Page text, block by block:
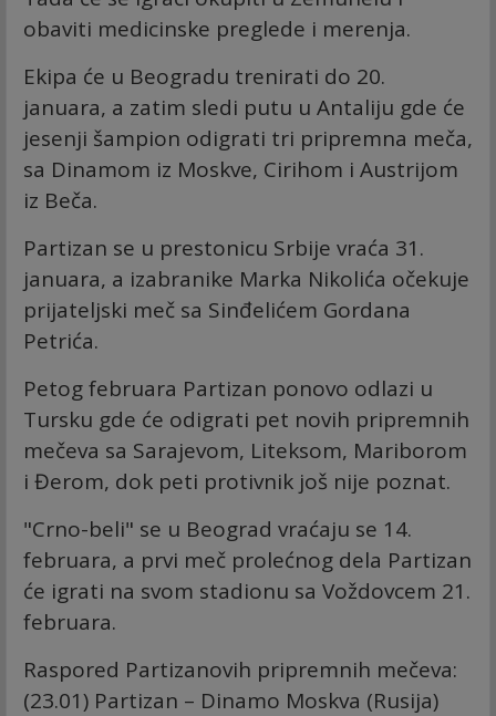
obaviti medicinske preglede i merenja.
Ekipa će u Beogradu trenirati do 20.
januara, a zatim sledi putu u Antaliju gde će
jesenji šampion odigrati tri pripremna meča,
sa Dinamom iz Moskve, Cirihom i Austrijom
iz Beča.
Partizan se u prestonicu Srbije vraća 31.
januara, a izabranike Marka Nikolića očekuje
prijateljski meč sa Sinđelićem Gordana
Petrića.
Petog februara Partizan ponovo odlazi u
Tursku gde će odigrati pet novih pripremnih
mečeva sa Sarajevom, Liteksom, Mariborom
i Đerom, dok peti protivnik još nije poznat.
"Crno-beli" se u Beograd vraćaju se 14.
februara, a prvi meč prolećnog dela Partizan
će igrati na svom stadionu sa Voždovcem 21.
februara.
Raspored Partizanovih pripremnih mečeva:
(23.01) Partizan – Dinamo Moskva (Rusija)